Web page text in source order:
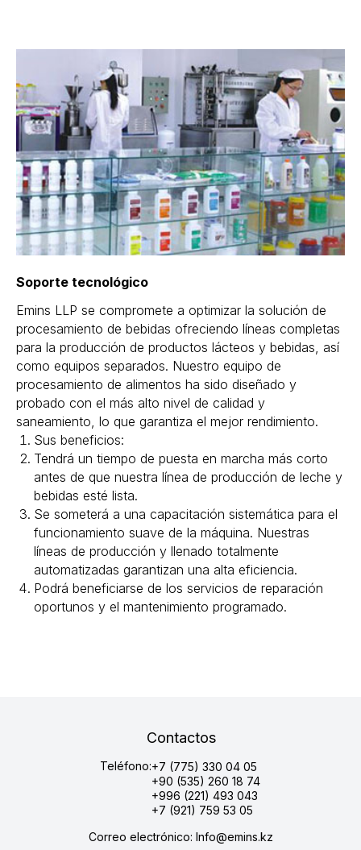
Soporte tecnológico
Emins LLP se compromete a optimizar la solución de
procesamiento de bebidas ofreciendo líneas completas
para la producción de productos lácteos y bebidas, así
como equipos separados. Nuestro equipo de
procesamiento de alimentos ha sido diseñado y
probado con el más alto nivel de calidad y
saneamiento, lo que garantiza el mejor rendimiento.
Sus beneficios:
Tendrá un tiempo de puesta en marcha más corto
antes de que nuestra línea de producción de leche y
bebidas esté lista.
Se someterá a una capacitación sistemática para el
funcionamiento suave de la máquina. Nuestras
líneas de producción y llenado totalmente
automatizadas garantizan una alta eficiencia.
Podrá beneficiarse de los servicios de reparación
oportunos y el mantenimiento programado.
+7 (775) 330 04 05
+90 (535) 260 18 74
+996 (221) 493 043
+7 (921) 759 53 05
Correo electrónico: Info@emins.kz
Teléfono:
Contactos